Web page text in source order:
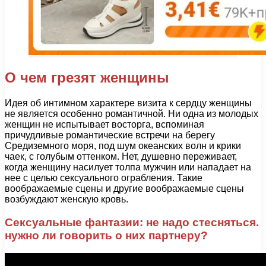
О чем грезят женщины
Идея об интимном характере визита к сердцу женщины
не является особенно романтичной. Ни одна из молодых
женщин не испытывает восторга, вспоминая
причудливые романтические встречи на берегу
Средиземного моря, под шум океанских волн и крики
чаек, с голубым оттенком. Нет, душевно переживает,
когда женщину насилует толпа мужчин или нападает на
нее с целью сексуального ограбления. Такие
воображаемые сцены и другие воображаемые сцены
возбуждают женскую кровь.
Сексуальные фантазии: не надо стесняться.
нужно ли говорить о них партнеру?